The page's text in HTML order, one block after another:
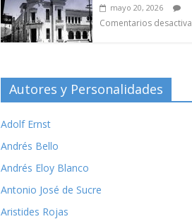
mayo 20, 2026
Comentarios
Autores y Personalidades
Adolf Ernst
Andrés Bello
Andrés Eloy Blanco
Antonio José de Sucre
Aristides Rojas